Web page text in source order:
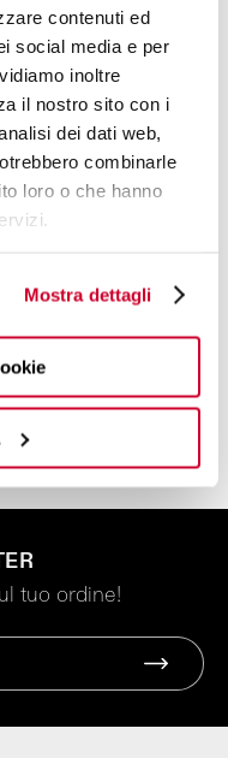
contenuti ed
social media e per
inoltre
il nostro sito con i
dei dati web,
combinarle
loro o che hanno
Mostra dettagli
VERO, CON
tuo ordine!